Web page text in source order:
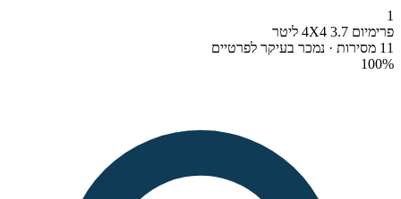
1
פרימיום 4X4 3.7 ליטר
11 מסירות · נמכר בעיקר לפרטיים
100%